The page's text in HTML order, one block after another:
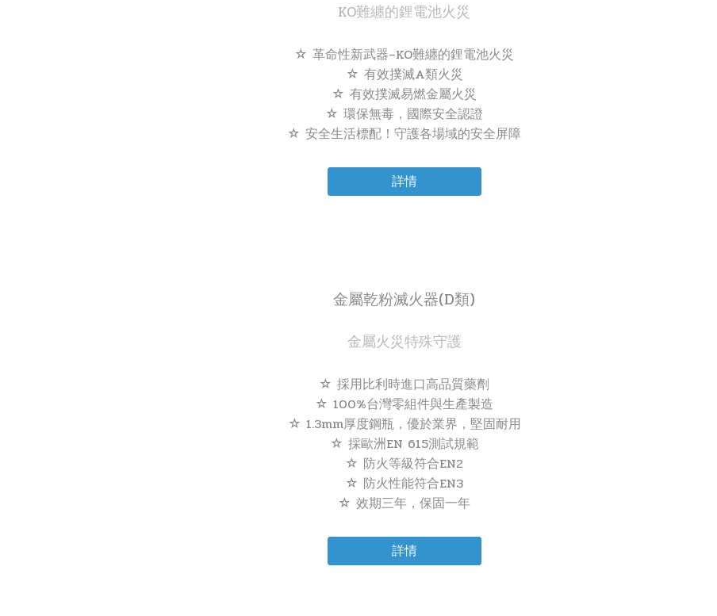
KO難纏的鋰電池火災
☆ 革命性新武器–KO難纏的鋰電池火災
☆ 有效撲滅A類火災
☆ 有效撲滅易燃金屬火災
☆ 環保無毒，國際安全認證
☆ 安全生活標配！守護各場域的安全屏障
詳情
金屬乾粉滅火器(D類)
金屬火災特殊守護
☆ 採用比利時進口高品質藥劑
☆ 100%台灣零組件與生產製造
☆ 1.3mm厚度鋼瓶，優於業界，堅固耐用
☆ 採歐洲EN 615測試規範
☆ 防火等級符合EN2
☆ 防火性能符合EN3
☆ 效期三年，保固一年
詳情